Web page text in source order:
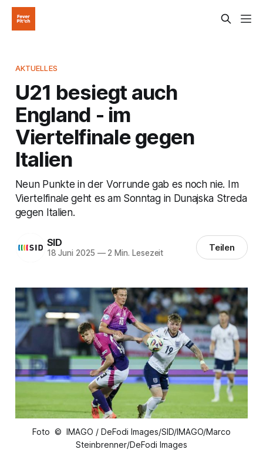
AKTUELLES
U21 besiegt auch
England - im
Viertelfinale gegen
Italien
Neun Punkte in der Vorrunde gab es noch nie. Im
Viertelfinale geht es am Sonntag in Dunajska Streda
gegen Italien.
SID
18 Juni 2025 —2 Min. Lesezeit Teilen
Foto © IMAGO / DeFodi Images/SID/IMAGO/Marco
Steinbrenner/DeFodi Images